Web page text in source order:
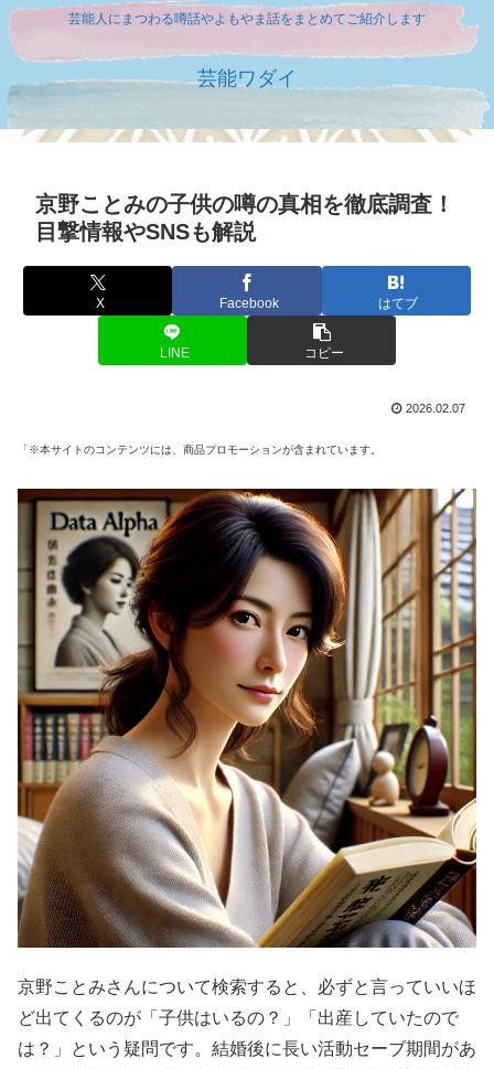
芸能人にまつわる噂話やよもやま話をまとめてご紹介します
芸能ワダイ
京野ことみの子供の噂の真相を徹底調査！
目撃情報やSNSも解説
X Facebook はてブ
LINE コピー
2026.02.07
「※本サイトのコンテンツには、商品プロモーションが含まれています。
京野ことみさんについて検索すると、必ずと言っていいほ
ど出てくるのが「子供はいるの？」「出産していたので
は？」という疑問です。結婚後に長い活動セーブ期間があ